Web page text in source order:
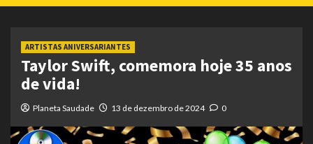
ARTISTAS ANIVERSARIANTES
Taylor Swift, comemora hoje 35 anos
de vida!
Planeta Saudade 13 de dezembro de 2024 0